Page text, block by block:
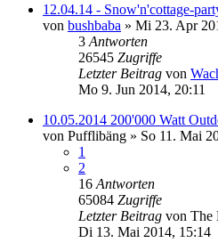
12.04.14 - Snow'n'cottage-
von bushbaba » Mi 23. Apr
3 Antworten
26545 Zugriffe
Letzter Beitrag von
Mo 9. Jun 2014, 20:11
10.05.2014 200'000 Watt
von Pufflibäng » So 11. Mai
1
2
16 Antworten
65084 Zugriffe
Letzter Beitrag von The
Di 13. Mai 2014, 15:14